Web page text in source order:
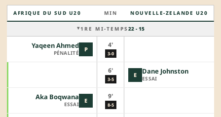
AFRIQUE DU SUD U20 MIN NOUVELLE-ZELANDE U20
1RE MI-TEMPS 22 - 15
P
Yaqeen Ahmed
PÉNALITÉ
4'
3-0
6'
3-5
E Dane Johnston
ESSAI
E
Aka Boqwana
ESSAI
9'
8-5